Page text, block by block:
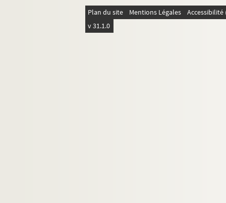
Plan du site Mentions Légales
v 31.1.0